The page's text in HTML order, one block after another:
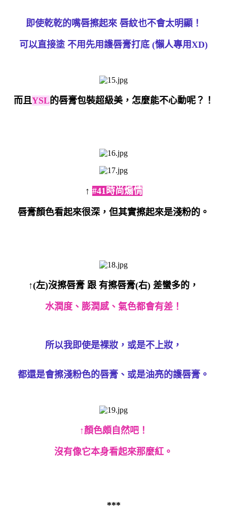
即使乾乾的嘴唇擦起來 唇紋也不會太明顯！
可以直接塗 不用先用護唇膏打底 (懶人專用XD)
而且 YSL的唇膏包裝超級美，怎麼能不心動呢？！
↑ #41時尚煽情
唇膏顏色看起來很深，但其實擦起來是淺粉的。
↑(左)沒擦唇膏 跟 有擦唇膏(右) 差蠻多的，
水潤度、膨潤感、氣色都會有差！
所以我即使是裸妝，或是不上妝，
都還是會擦淺粉色的唇膏、或是油亮的護唇膏。
↑顏色頗自然吧！
沒有像它本身看起來那麼紅。
***